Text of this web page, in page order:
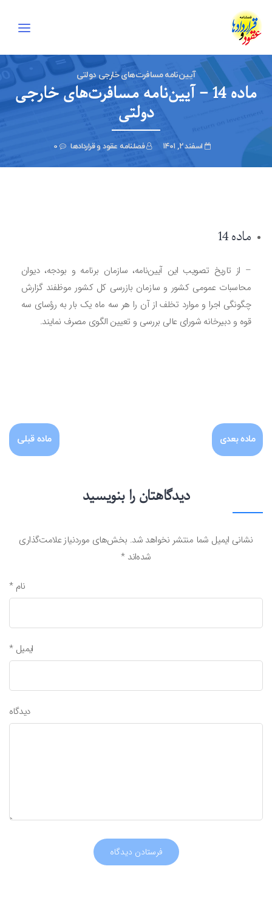
آیین‌نامه مسافرت‌های خارجی دولتی
ماده 14 – آیین‌نامه مسافرت‌های خارجی
دولتی
اسفند ۲, ۱۴۰۱ فصلنامه عقود و قراردادها 0
ماده 14
– از تاریخ تصویب این آیین‌نامه، سازمان برنامه و بودجه، دیوان
محاسبات عمومی کشور و سازمان بازرسی کل کشور موظفند گزارش
چگونگی اجرا و ‌موارد تخلف از آن را هر سه ماه یک بار به رؤسای سه
قوه و دبیرخانه شورای عالی بررسی و تعیین الگوی مصرف نمایند.
ماده بعدی ماده قبلی
دیدگاهتان را بنویسید
نشانی ایمیل شما منتشر نخواهد شد. بخش‌های موردنیاز علامت‌گذاری
شده‌اند*
نام*
ایمیل*
دیدگاه